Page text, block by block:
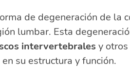
de degeneración de la
lumbar. Esta
intervertebrales y
su estructura y función.